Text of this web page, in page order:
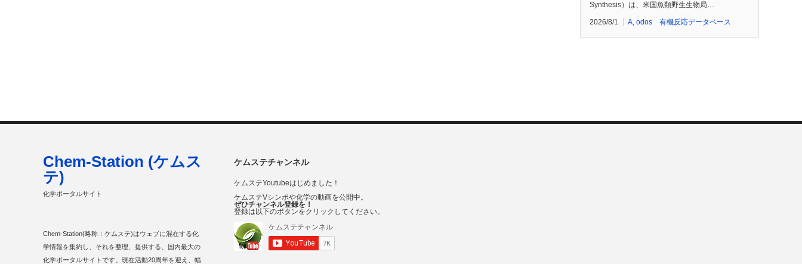
Synthesis）は、米国魚類野生生物局…
2026/8/1 A, odos 有機反応データベース
ケムステチャンネル
ケムステYoutubeはじめました！
ケムステVシンポや化学の動画を公開中。
ぜひチャンネル登録を！
登録は以下のボタンをクリックしてください。
Chem-Station (ケムス
テ)
化学ポータルサイト
Chem-Station(略称：ケムステ)はウェブに混在する化
学情報を集約し、それを整理、提供する、国内最大の
化学ポータルサイトです。現在活動20周年を迎え、幅